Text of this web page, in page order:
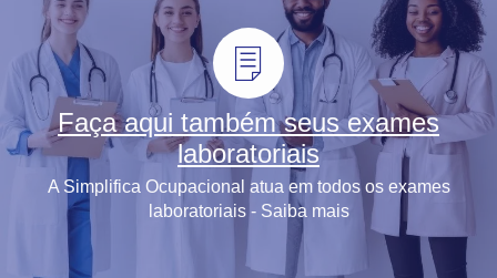
Faça aqui também seus exames
laboratoriais
A Simplifica Ocupacional atua em todos os exames
laboratoriais - Saiba mais